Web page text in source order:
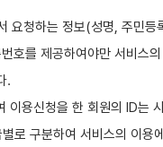
요청하는 정보(성명, 주민
호를 제공하여야만 서비스
.
용신청을 한 회원의 ID는
로 구분하여 서비스의 이용